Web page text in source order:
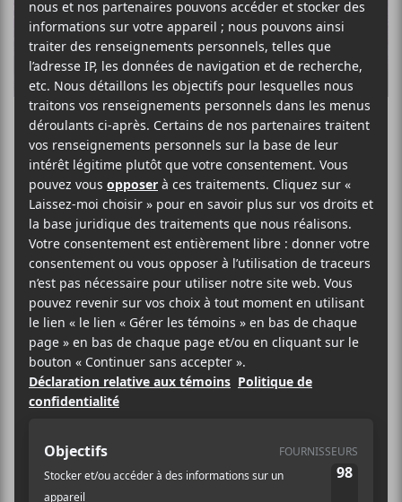
Le QCDM BBQ
annonce sa
programmation
2025
Les férus de death métal se
rencontront les 18 et 19 juillet
QCDM BBQ qui en est à sa sixième
édition.